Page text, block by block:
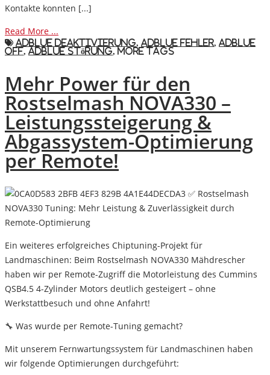
Kontakte konnten [...]
Read More ...
AdBlue Deaktivierung AdBlue Fehler AdBlue
Off AdBlue Störung More Tags
Mehr Power für den
Rostselmash NOVA330 –
Leistungssteigerung &
Abgassystem-Optimierung
per Remote!
✅ Rostselmash
NOVA330 Tuning: Mehr Leistung & Zuverlässigkeit durch
Remote-Optimierung
Ein weiteres erfolgreiches Chiptuning-Projekt für
Landmaschinen: Beim Rostselmash NOVA330 Mähdrescher
haben wir per Remote-Zugriff die Motorleistung des Cummins
QSB4.5 4-Zylinder Motors deutlich gesteigert – ohne
Werkstattbesuch und ohne Anfahrt!
🔧 Was wurde per Remote-Tuning gemacht?
Mit unserem Fernwartungssystem für Landmaschinen haben
wir folgende Optimierungen durchgeführt: